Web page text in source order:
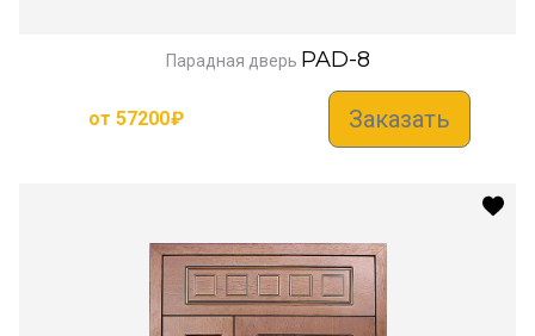
Парадная дверь PAD-8
от 57200₽ Заказать